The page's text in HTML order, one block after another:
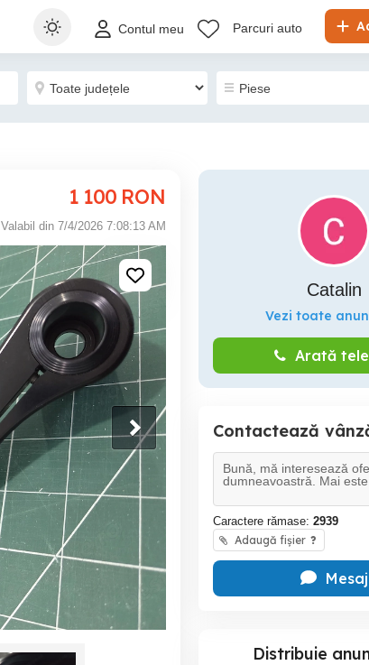
Contul meu Parcuri auto
1 100 RON
Valabil din 7/4/2026 7:08:13 AM
Catalin
Vezi toate
Arată
Contactează
Caractere rămase: 2939
Adaugă fișier ?
Mesaj
Distribuie